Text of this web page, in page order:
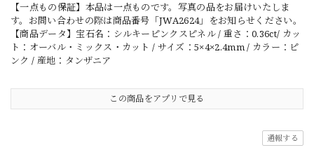
【一点もの保証】本品は一点ものです。写真の品をお届けいたしま
す。お問い合わせの際は商品番号「JWA2624」をお知らせください。
【商品データ】宝石名：シルキーピンクスピネル / 重さ：0.36ct/ カッ
ト：オーバル・ミックス・カット / サイズ：5×4×2.4mm / カラー：ピ
ンク / 産地：タンザニア
この商品をアプリで見る
通報する